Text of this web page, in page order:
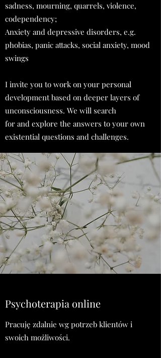
sadness, mourning, quarrels, violence,
codependency;
Anxiety and depressive disorders, e.g.
phobias, panic attacks, social anxiety, mood
swings
I invite you to work on your personal
development based on deeper layers of
unconsciousness. We will search
for and explore the answers to your own
existential questions and challenges.
Psychoterapia online
Pracuję zdalnie wg potrzeb klientów i
swoich możliwości.